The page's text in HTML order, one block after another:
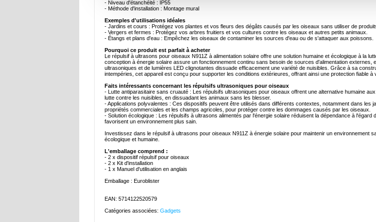
- Niveau d'étanchéité : IP55
- Méthode d'installation : Montage mural
Exemples d'utilisations idéales
- Jardins et cours : Protégez vos plantes et vos fleurs des dégâts causés par les oiseaux sans utiliser de
- Vergers et fermes : Protégez vos arbres fruitiers et vos cultures contre les oiseaux et autres petits animaux.
- Étangs et plans d'eau : Empêchez les oiseaux de contaminer les sources d'eau ou de s'attaquer aux poissons.
Pourquoi ce produit est parfait à acheter
Le répulsif à ultrasons pour oiseaux N911Z à alimentation solaire offre une solution humaine et écologique à la
conception à énergie solaire assure un fonctionnement continu sans besoin de sources d'alimentation externes,
ultrasoniques et de lumières LED clignotantes dissuade efficacement une variété de nuisibles. Grâce à sa
intempéries, cet appareil est conçu pour supporter les conditions extérieures, offrant ainsi une protection fiable à
Faits intéressants concernant les répulsifs ultrasoniques pour oiseaux
- Lutte antiparasitaire sans cruauté : Les répulsifs ultrasoniques pour oiseaux offrent une alternative humaine
lutte contre les nuisibles, en dissuadant les animaux sans les blesser.
- Applications polyvalentes : Ces dispositifs peuvent être utilisés dans différents contextes, notamment dans les
propriétés commerciales et les champs agricoles, pour protéger contre les dommages causés par les oiseaux.
- Solution écologique : Les répulsifs à ultrasons alimentés par l'énergie solaire réduisent la dépendance à l'égard
favorisent un environnement plus sain.
Investissez dans le répulsif à ultrasons pour oiseaux N911Z à énergie solaire pour maintenir un environnement
écologique et humaine.
L'emballage comprend :
- 2 x dispositif répulsif pour oiseaux
- 2 x Kit d'installation
- 1 x Manuel d'utilisation en anglais
Emballage : Euroblister
EAN: 5714122520579
Catégories associées: Gadgets